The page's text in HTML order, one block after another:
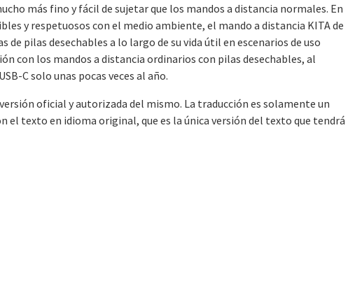
más fino y fácil de sujetar que los mandos a distancia normales. En
y respetuosos con el medio ambiente, el mando a distancia KITA de
pilas desechables a lo largo de su vida útil en escenarios de uso
con los mandos a distancia ordinarios con pilas desechables, al
C solo unas pocas veces al año.
oficial y autorizada del mismo. La traducción es solamente un
el texto en idioma original, que es la única versión del texto que tendrá